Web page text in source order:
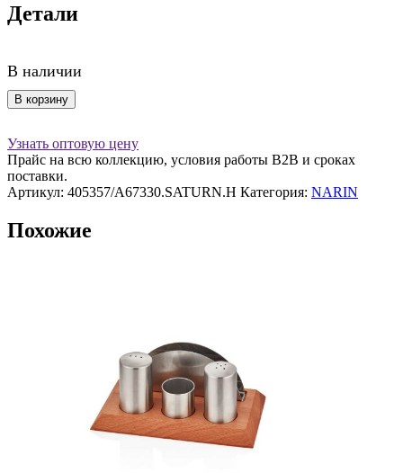
Детали
В наличии
Количество
товара
для
закусок
Лошадь
17,5*17,5см,
Narin
В корзину
Узнать оптовую цену
Прайс на всю коллекцию, условия работы В2В и сроках
поставки.
Артикул: 405357/A67330.SATURN.H Категория: NARIN
Похожие